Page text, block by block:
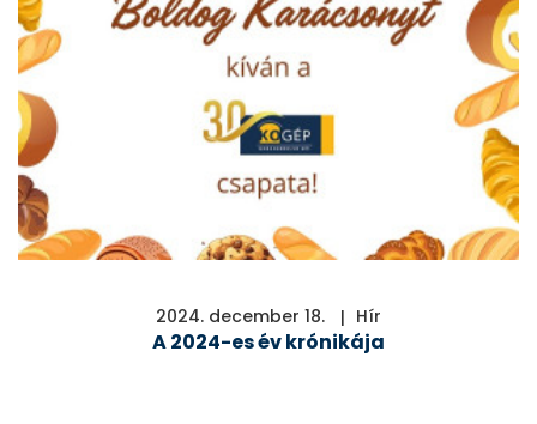
2024. december 18. Hír
A 2024-es év krónikája